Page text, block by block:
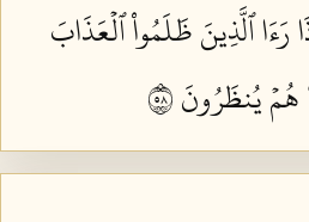
رَءَا ٱلَّذِينَ ظَلَمُواْ ٱلۡعَذَابَ
يُنظَرُونَ ٨٥